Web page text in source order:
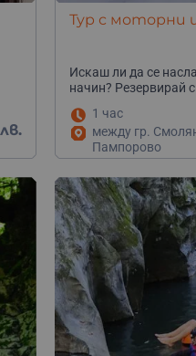
Тур с моторни
Искаш ли да се
начин? Резервирай
1 час
между гр.
Пампорово